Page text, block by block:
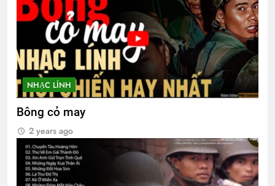
Quân Trường Quang Trung
2 Years Ago
Tinh Hoa Tư Tưởng
3 Years Ago
Xuân và tuổi trẻ
2 Years Ago
NHẠC LÍNH
Bông cỏ may
2 years ago